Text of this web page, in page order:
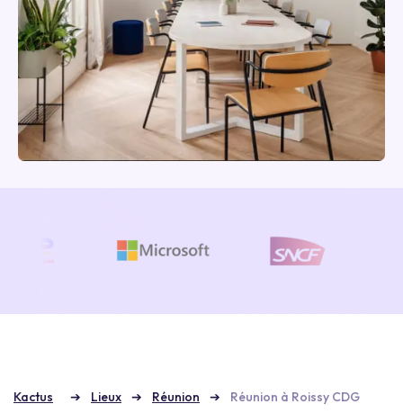
Kactus Lieux Réunion Réunion à Roissy CDG